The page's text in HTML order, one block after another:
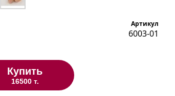
Артикул
6003-01
Купить
16500 т.